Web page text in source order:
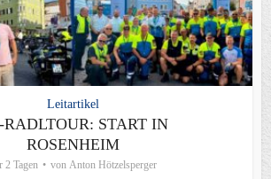
Leitartikel
RADLTOUR: START IN
ROSENHEIM
2 Tagen von Anton Hötzelsperger